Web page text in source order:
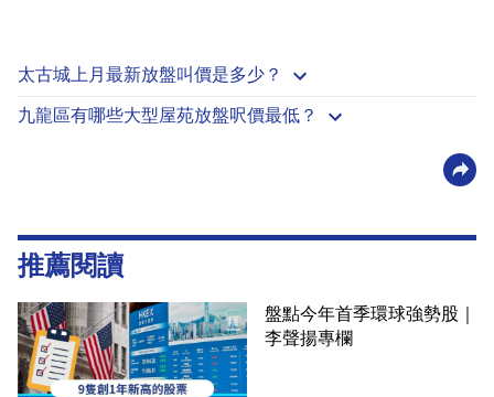
太古城上月最新放盤叫價是多少？
九龍區有哪些大型屋苑放盤呎價最低？
推薦閱讀
盤點今年首季環球強勢股｜
李聲揚專欄